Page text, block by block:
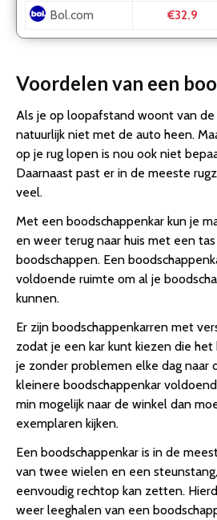
Bol.com €32.9
Voordelen van een
Als je op loopafstand woont van de
natuurlijk niet met de auto heen.
op je rug lopen is nou ook niet
Daarnaast past er in de meeste
veel.
Met een boodschappenkar kun je
en weer terug naar huis met een
boodschappen. Een
voldoende ruimte om al je
kunnen.
Er zijn boodschappenkarren met
zodat je een kar kunt kiezen die het
je zonder problemen elke dag naar
kleinere boodschappenkar
min mogelijk naar de winkel dan
exemplaren kijken.
Een boodschappenkar is in de
van twee wielen en een
eenvoudig rechtop kan zetten.
weer leeghalen van een